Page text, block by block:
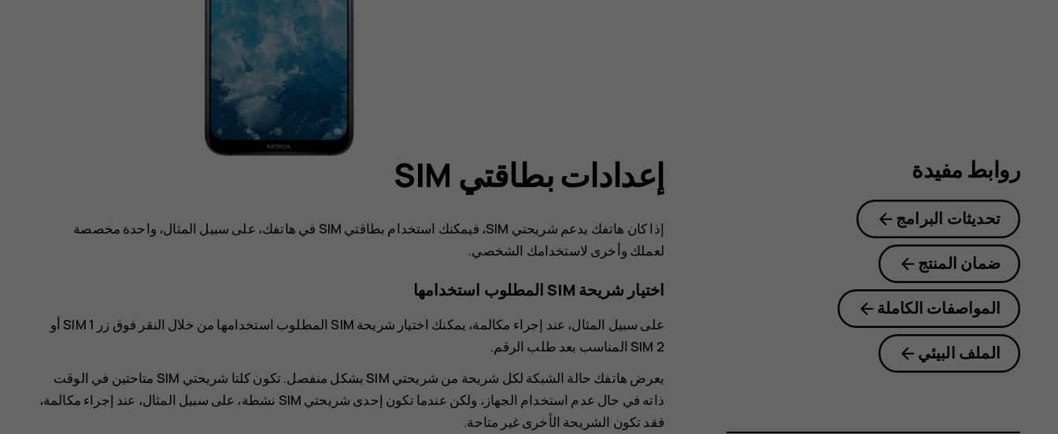
إعدادات بطاقتي SIM
‏‫إذا كان هاتفك يدعم شريحتي SIM، فيمكنك استخدام بطاقتي SIM في هاتفك، على سبيل المثال، واحدة مخصصة
لعملك وأخرى لاستخدامك الشخصي.
اختيار شريحة SIM المطلوب استخدامها
على سبيل المثال، عند إجراء مكالمة، يمكنك اختيار شريحة SIM المطلوب استخدامها من خلال النقر فوق زر SIM 1 أو
SIM 2 المناسب بعد طلب الرقم.
يعرض هاتفك حالة الشبكة لكل شريحة من شريحتي SIM بشكل منفصل. تكون كلتا شريحتي SIM متاحتين في الوقت
ذاته في حال عدم استخدام الجهاز، ولكن عندما تكون إحدى شريحتي SIM نشطة، على سبيل المثال، عند إجراء مكالمة،
فقد تكون الشريحة الأخرى غير متاحة.
روابط مفيدة
تحديثات البرامج
ضمان المنتج
المواصفات الكاملة
الملف البيئي